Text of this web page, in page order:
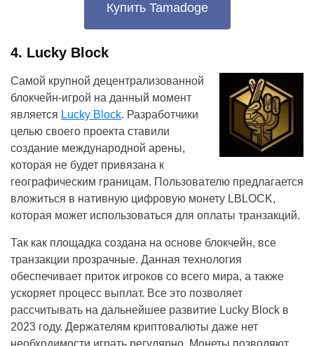
Купить Tamadoge
4. Lucky Block
Самой крупной децентрализованной
блокчейн-игрой на данный момент
является Lucky Block. Разработчики
целью своего проекта ставили
создание международной арены,
которая не будет привязана к
географическим границам. Пользователю предлагается
вложиться в нативную цифровую монету LBLOCK,
которая может использоваться для оплаты транзакций.
Так как площадка создана на основе блокчейн, все
транзакции прозрачные. Данная технология
обеспечивает приток игроков со всего мира, а также
ускоряет процесс выплат. Все это позволяет
рассчитывать на дальнейшее развитие Lucky Block в
2023 году. Держателям криптовалюты даже нет
необходимости играть регулярно. Монеты позволяют